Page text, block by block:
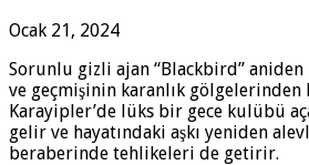
Ocak 21, 2024
Sorunlu gizli ajan “Blackbird”
ve geçmişinin karanlık gölgelerinden
Karayipler’de lüks bir gece kulübü
gelir ve hayatındaki aşkı yeniden
beraberinde tehlikeleri de getirir.